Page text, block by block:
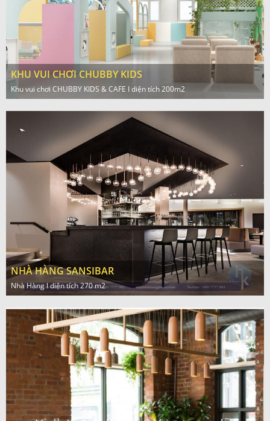
KHU VUI CHƠI CHUBBY KIDS
Khu vui chơi CHUBBY KIDS & CAFE I diện tích 200m2
NHÀ HÀNG SANSIBAR
Nhà Hàng l diện tích 270 m2